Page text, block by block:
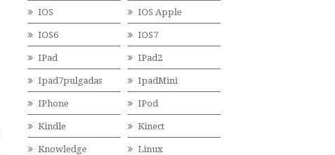
IOS IOS Apple
IOS6 IOS7
IPad IPad2
Ipad7pulgadas IpadMini
IPhone IPod
Kindle Kinect
Knowledge
Linux